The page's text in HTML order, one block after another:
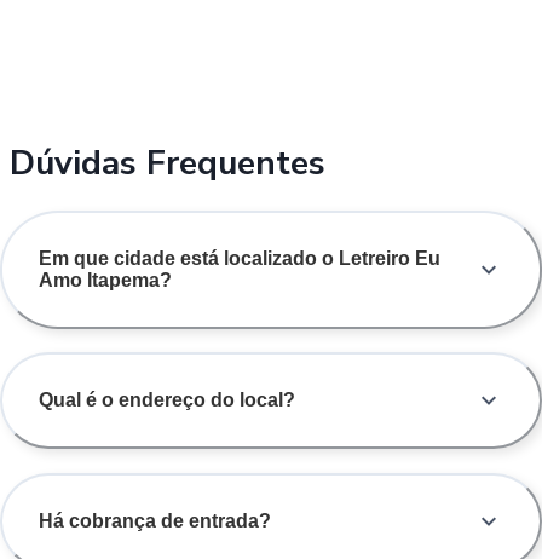
Dúvidas Frequentes
Em que cidade está localizado o Letreiro Eu
Amo Itapema?
Qual é o endereço do local?
Há cobrança de entrada?